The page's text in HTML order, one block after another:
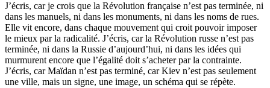
J’écris, car je crois que la Révolution française n’est pas terminée, ni
dans les manuels, ni dans les monuments, ni dans les noms de rues.
Elle vit encore, dans chaque mouvement qui croit pouvoir imposer
le mieux par la radicalité. J’écris, car la Révolution russe n’est pas
terminée, ni dans la Russie d’aujourd’hui, ni dans les idées qui
murmurent encore que l’égalité doit s’acheter par la contrainte.
J’écris, car Maïdan n’est pas terminé, car Kiev n’est pas seulement
une ville, mais un signe, une image, un schéma qui se répète.